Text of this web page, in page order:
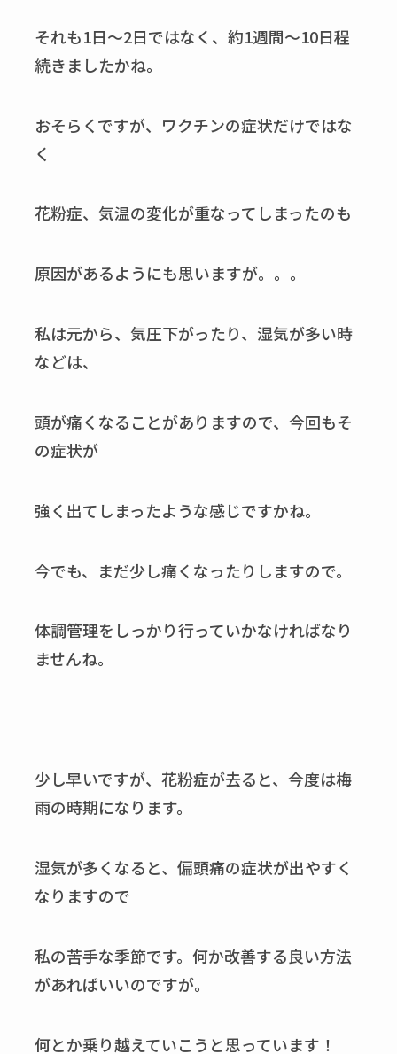
それも1日～2日ではなく、約1週間～10日程
続きましたかね。
おそらくですが、ワクチンの症状だけではな
く
花粉症、気温の変化が重なってしまったのも
原因があるようにも思いますが。。。
私は元から、気圧下がったり、湿気が多い時
などは、
頭が痛くなることがありますので、今回もそ
の症状が
強く出てしまったような感じですかね。
今でも、まだ少し痛くなったりしますので。
体調管理をしっかり行っていかなければなり
ませんね。
少し早いですが、花粉症が去ると、今度は梅
雨の時期になります。
湿気が多くなると、偏頭痛の症状が出やすく
なりますので
私の苦手な季節です。何か改善する良い方法
があればいいのですが。
何とか乗り越えていこうと思っています！